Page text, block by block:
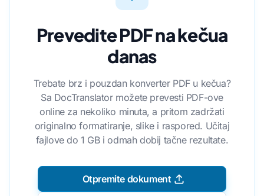
Prevedite PDF na kečua
danas
Trebate brz i pouzdan konverter PDF u kečua?
Sa DocTranslator možete prevesti PDF-ove
online za nekoliko minuta, a pritom zadržati
originalno formatiranje, slike i raspored. Učitaj
fajlove do 1 GB i odmah dobij tačne rezultate.
Otpremite dokument